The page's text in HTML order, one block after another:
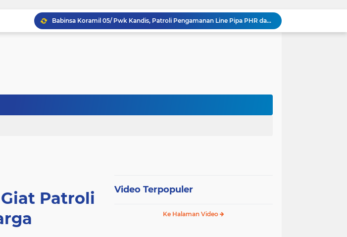
Babinsa Koramil 05/ Pwk Kandis, Patroli Pengamanan Line Pipa PHR dan Komsos Tentang SKK Migas
Babinsa Koptu K. Sitohang Melakukan Pendampingan Vaksinasi PMK
“Tak Sekadar Mengawal Keamanan, Polsek Kandis Turun ke Lahan Jagung Kawal Ketahanan Pangan
Babinsa Kandis Berpatroli Karhutla di Wilayah Kampung Sam Sam
12 Hektare Jagung Jadi Tumpuan, Polsek Kandis Bergerak Kawal Swasembada Pangan
Patroli
Video Terpopuler
Ke Halaman Video